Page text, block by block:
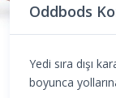
Oddbods
Yedi sıra dışı
boyunca